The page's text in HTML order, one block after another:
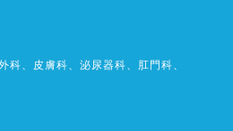
科、 皮膚科、 泌尿器科、 肛門科、